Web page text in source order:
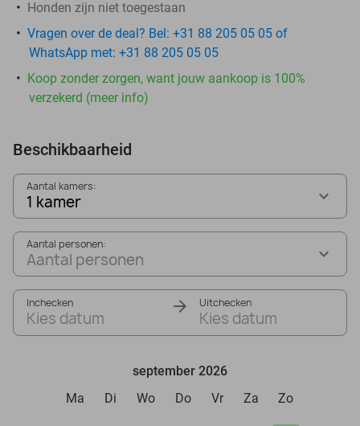
Honden zijn niet toegestaan
Vragen over de deal? Bel: +31 88 205 05 05 of
WhatsApp met: +31 88 205 05 05
Koop zonder zorgen, want jouw aankoop is 100%
verzekerd (meer info)
Beschikbaarheid
Aantal kamers:
1 kamer
Aantal personen:
Aantal personen
Inchecken
Kies datum
Uitchecken
Kies datum
september 2026
Ma
Di Wo Do Vr Za Zo